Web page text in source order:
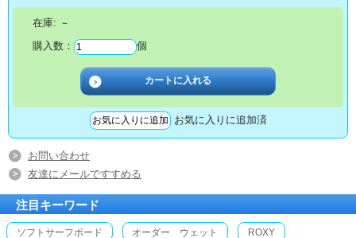
在庫: －
購入数：
個
お気に入りに追加済
お問い合わせ
友達にメールですすめる
注目キーワード
ソフトサーフボード オーダー ウェット ROXY